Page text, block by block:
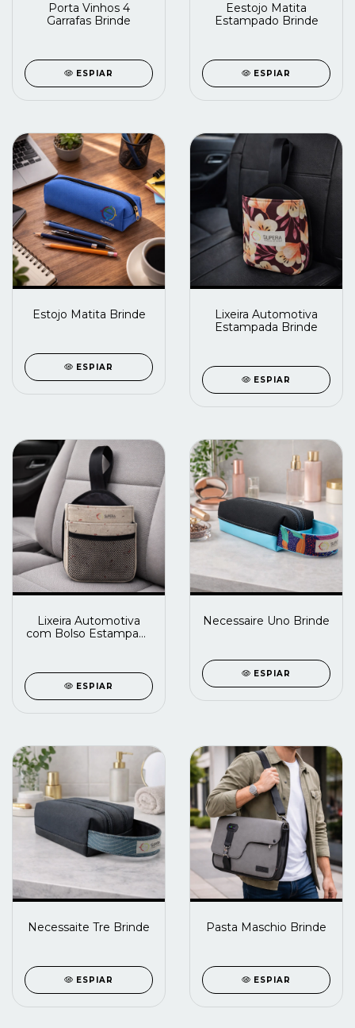
Porta Vinhos 4
Garrafas Brinde
ESPIAR
Eestojo Matita
Estampado Brinde
ESPIAR
Estojo Matita Brinde
ESPIAR
Lixeira Automotiva
Estampada Brinde
ESPIAR
Lixeira Automotiva
com Bolso Estampada
ESPIAR
Necessaire Uno Brinde
ESPIAR
Necessaite Tre Brinde
ESPIAR
Pasta Maschio Brinde
ESPIAR